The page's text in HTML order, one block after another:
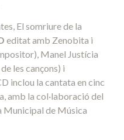
El somriure de la
editat amb Zenobita i
Manel Justícia
les cançons) i
inclou la cantata en cinc
amb la col·laboració del
Municipal de Música